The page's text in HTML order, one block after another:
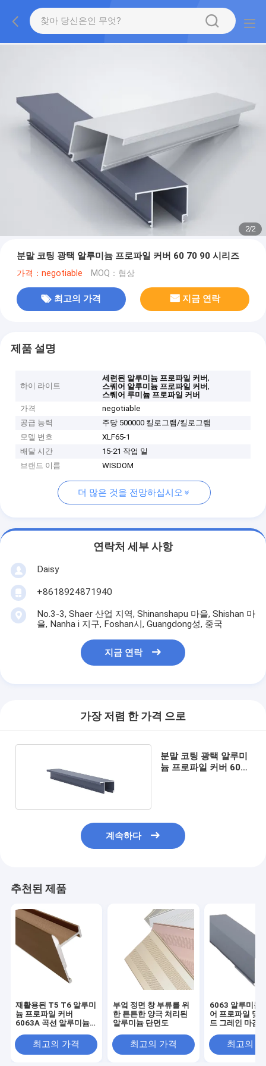
2/2
분말 코팅 광택 알루미늄 프로파일 커버 60 70 90 시리즈
가격：negotiable MOQ：협상
최고의 가격 지금 연락
제품 설명
하이 라이트
세련된 알루미늄 프로파일 커버,
스퀘어 알루미늄 프로파일 커버,
스퀘어 루미늄 프로파일 커버
가격
negotiable
공급 능력
주당 500000 킬로그램/킬로그램
모델 번호
XLF65-1
배달 시간
15-21 작업 일
브랜드 이름
WISDOM
더 많은 것을 전망하십시오
연락처 세부 사항
Daisy
+8618924871940
No.3-3, Shaer 산업 지역, Shinanshapu 마을, Shishan 마
을, Nanha i 지구, Foshan시, Guangdong성, 중국
지금 연락
가장 저렴 한 가격 으로
분말 코팅 광택 알루미
늄 프로파일 커버 60
계속하다
추천된 제품
재활용된 T5 T6 알루미
늄 프로파일 커버
6063A 곡선 알루미늄
최고의 가격
부엌 정면 창 부류를 위
한 튼튼한 양극 처리된
알루미늄 단면도
최고의 가격
6063 알루미늄
어 프로파일 맞
드 그레인 마감
최고의